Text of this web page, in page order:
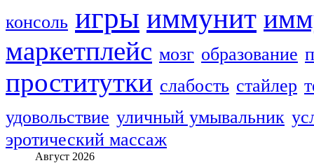
консоль игры иммунит
маркетплейс мозг образование
проститутки слабость стайлер
удовольствие уличный умывальник
эротический массаж
Август 2026